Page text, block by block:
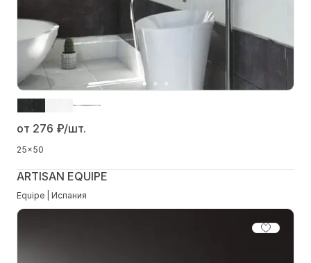
от 276 ₽/шт.
25x50
ARTISAN EQUIPE
Equipe | Испания